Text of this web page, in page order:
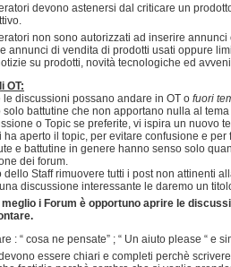
devono astenersi dal criticare un
non sono autorizzati ad inserire
annunci di vendita di prodotti usati oppure
su prodotti, novità tecnologiche ed
OT:
le discussioni possano andare in OT o fuori
solo battutine che non apportano nulla al
o Topic se preferite, vi ispira un nuovo
ha aperto il topic, per evitare confusione e per
e battutine in genere hanno senso solo
dei forum.
dello Staff rimuovere tutti i post non attinenti
discussione interessante le daremo un
i Forum è opportuno aprire le
: “ cosa ne pensate” ; “ Un aiuto please “
essere chiari e completi perchè